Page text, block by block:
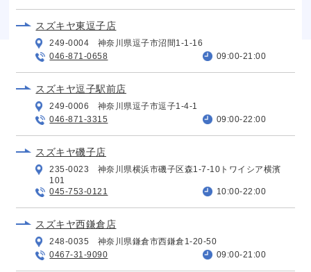
スズキヤ東逗子店
249-0004 神奈川県逗子市沼間1-1-16
046-871-0658
09:00-21:00
スズキヤ逗子駅前店
249-0006 神奈川県逗子市逗子1-4-1
046-871-3315
09:00-22:00
スズキヤ磯子店
235-0023 神奈川県横浜市磯子区森1-7-10トワイシア横濱
101
045-753-0121
10:00-22:00
スズキヤ西鎌倉店
248-0035 神奈川県鎌倉市西鎌倉1-20-50
0467-31-9090
09:00-21:00